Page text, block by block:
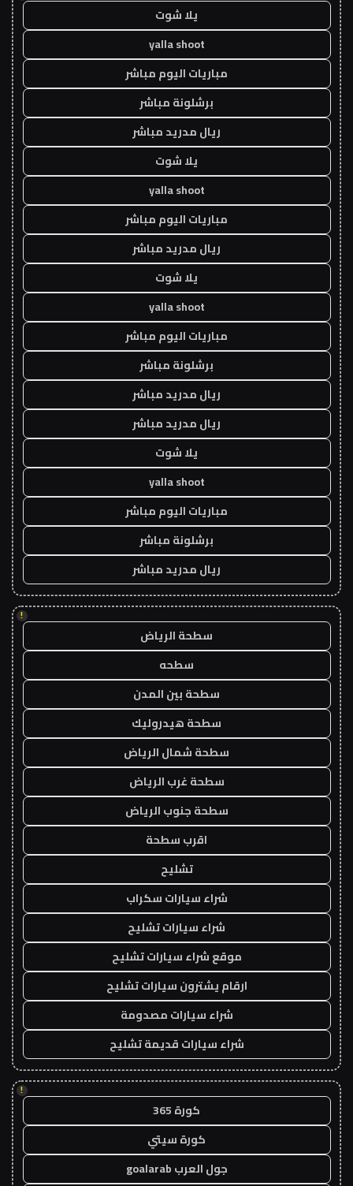
يلا شوت
yalla shoot
مباريات اليوم مباشر
برشلونة مباشر
ريال مدريد مباشر
يلا شوت
yalla shoot
مباريات اليوم مباشر
ريال مدريد مباشر
يلا شوت
yalla shoot
مباريات اليوم مباشر
برشلونة مباشر
ريال مدريد مباشر
ريال مدريد مباشر
يلا شوت
yalla shoot
مباريات اليوم مباشر
برشلونة مباشر
ريال مدريد مباشر
!
سطحة الرياض
سطحه
سطحة بين المدن
سطحة هيدروليك
سطحة شمال الرياض
سطحة غرب الرياض
سطحة جنوب الرياض
اقرب سطحة
تشليح
شراء سيارات سكراب
شراء سيارات تشليح
موقع شراء سيارات تشليح
ارقام يشترون سيارات تشليح
شراء سيارات مصدومة
شراء سيارات قديمة تشليح
!
كورة 365
كورة سيتي
جول العرب goalarab